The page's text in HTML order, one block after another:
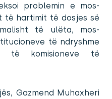
problemin e mos-
të hartimit të dosjes së
të ulëta, mos-
të ndryshme
të komisioneve të
Gazmend Muhaxheri